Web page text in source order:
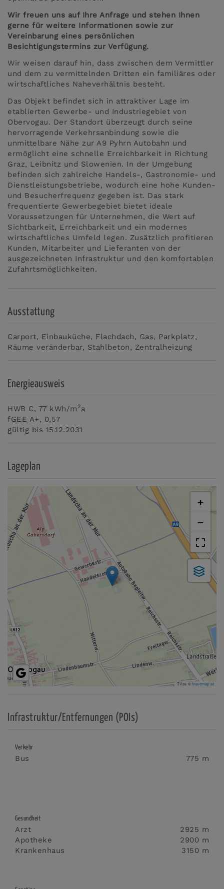
Wir freuen uns auf Ihre Anfrage und stehen Ihnen
gerne für weitere Informationen sowie zur
Vereinbarung eines persönlichen
Besichtigungstermins zur Verfügung.
Wir weisen darauf hin, dass zwischen dem Vermittler
und dem zu vermittelnden Dritten ein familiäres oder
wirtschaftliches Naheverhältnis besteht.
Das Objekt befindet sich in attraktiver Lage im
etablierten Gewerbe- und Industriegebiet von
Obervogau. Der Standort überzeugt durch seine
hervorragende Verkehrsanbindung sowie die
unmittelbare Nähe zur A9 Pyhrn Autobahn und
ermöglicht eine schnelle Erreichbarkeit in Richtung
Graz, Leibnitz und Slowenien. In der Umgebung
befinden sich zahlreiche Handels-, Gastronomie- und
Dienstleistungsbetriebe, wodurch eine hohe Kunden-
und Besucherfrequenz gegeben ist. Das stark
frequentierte Gewerbegebiet bietet ideale
Voraussetzungen für Unternehmen, die Wert auf
Sichtbarkeit, Erreichbarkeit und ein modernes
wirtschaftliches Umfeld legen. Zusätzlich profitieren
Kunden, Mitarbeiter und Lieferanten von der
ausgezeichneten Infrastruktur und den komfortablen
Zufahrtsmöglichkeiten.
Ausstattung
Carport Einbauküche Flachdach Gas
Parkplatz
Räume veränderbar
Stahlbeton Zentralheizung
Energieausweis
HWB C, 77 kWh/m 2a
fGEE A+, 0,57
gültig bis 15.12.2031
Lageplan
+
−
Tiles © basemap.at
Infrastruktur/Entfernungen (POIs)
Verkehr
Bus 775 m
Gesundheit
Arzt
2925 m
Apotheke
2900 m
Krankenhaus
3150 m